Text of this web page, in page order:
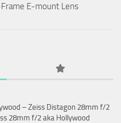
E-mount Lens
– Zeiss Distagon 28mm f/2
28mm f/2 aka Hollywood